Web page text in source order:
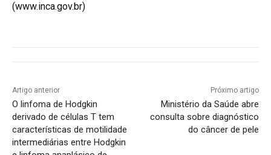
(www.inca.gov.br)
Artigo anterior
O linfoma de Hodgkin
derivado de células T tem
características de motilidade
intermediárias entre Hodgkin
Próximo artigo
Ministério da Saúde abre
consulta sobre diagnóstico
do câncer de pele